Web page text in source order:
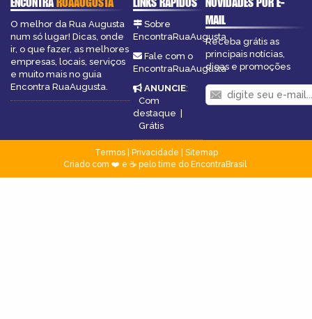
O melhor da Rua Augusta
num só lugar! Dicas, onde
ir, o que fazer, as melhores
empresas, locais, serviços
e muito mais no guia
Encontra RuaAugusta.
Sobre
EncontraRuaAugusta
Fale com o
EncontraRuaAugusta
ANUNCIE:
Com
destaque
Grátis
MAIL
Receba grátis as
principais notícias,
dicas e promoções
Termos| Privacidade
Sitemap
Criado com ❤️ e ☕ pelo time do EncontraBrasil